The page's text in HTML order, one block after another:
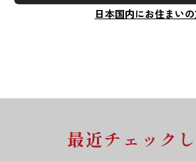
日本国内にお住まい
最近チェック